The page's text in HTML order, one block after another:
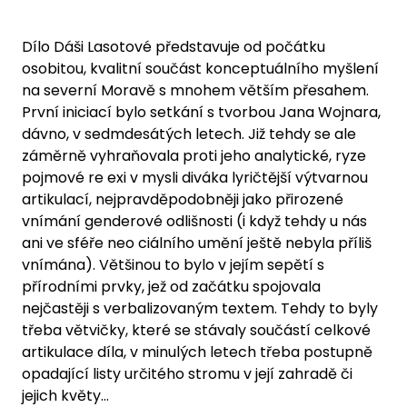
Dílo Dáši Lasotové představuje od počátku
osobitou, kvalitní součást konceptuálního myšlení
na severní Moravě s mnohem větším přesahem.
První iniciací bylo setkání s tvorbou Jana Wojnara,
dávno, v sedmdesátých letech. Již tehdy se ale
záměrně vyhraňovala proti jeho analytické, ryze
pojmové re exi v mysli diváka lyričtější výtvarnou
artikulací, nejpravděpodobněji jako přirozené
vnímání genderové odlišnosti (i když tehdy u nás
ani ve sféře neo ciálního umění ještě nebyla příliš
vnímána). Většinou to bylo v jejím sepětí s
přírodními prvky, jež od začátku spojovala
nejčastěji s verbalizovaným textem. Tehdy to byly
třeba větvičky, které se stávaly součástí celkové
artikulace díla, v minulých letech třeba postupně
opadající listy určitého stromu v její zahradě či
jejich květy…